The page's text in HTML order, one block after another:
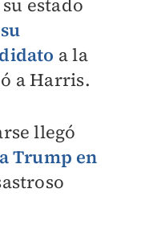
estado
a la
a Harris.
llegó
Trump en